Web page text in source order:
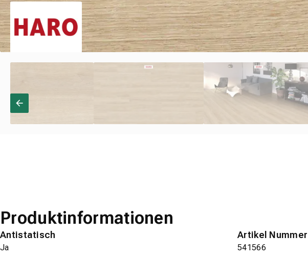
Produktinformationen
Antistatisch
Ja
Artikel
541566